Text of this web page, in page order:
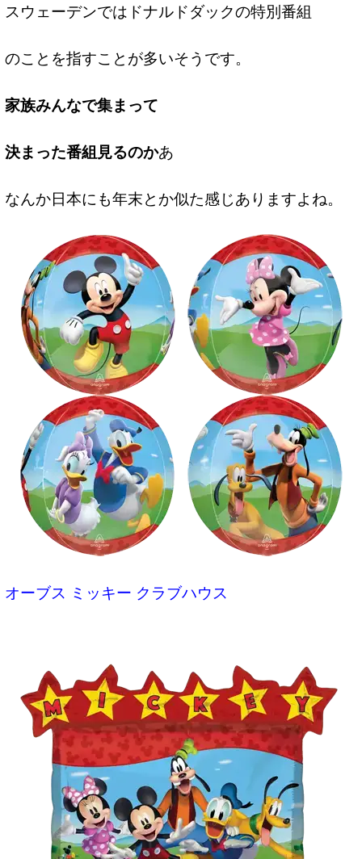
スウェーデンではドナルドダックの特別番組
のことを指すことが多いそうです。
家族みんなで集まって
決まった番組見るのかあ
なんか日本にも年末とか似た感じありますよね。
オーブス ミッキー クラブハウス